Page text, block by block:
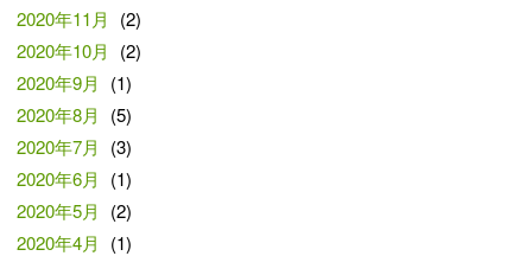
2020年11月
(2)
2020年10月
(2)
2020年9月
(1)
2020年8月
(5)
2020年7月
(3)
2020年6月
(1)
2020年5月
(2)
2020年4月
(1)